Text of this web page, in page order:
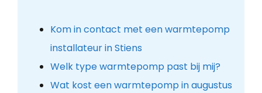
Kom in contact met een warmtepomp
installateur in Stiens
Welk type warmtepomp past bij mij?
Wat kost een warmtepomp in augustus